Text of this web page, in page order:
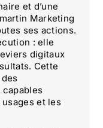
et d’une
Marketing
ses actions.
: elle
digitaux
Cette
usages et les